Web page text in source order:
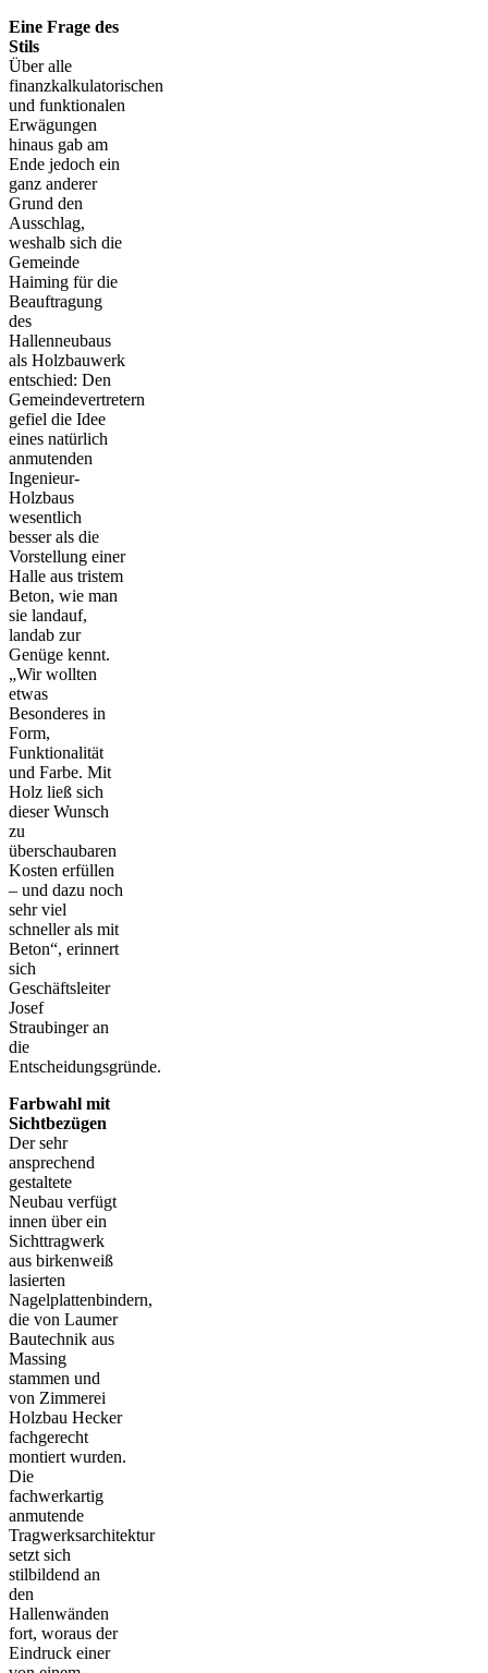
Eine Frage des
Stils
Über alle
finanzkalkulatorischen
und funktionalen
Erwägungen
hinaus gab am
Ende jedoch ein
ganz anderer
Grund den
Ausschlag,
weshalb sich die
Gemeinde
Haiming für die
Beauftragung
des
Hallenneubaus
als Holzbauwerk
entschied: Den
Gemeindevertretern
gefiel die Idee
eines natürlich
anmutenden
Ingenieur-
Holzbaus
wesentlich
besser als die
Vorstellung einer
Halle aus tristem
Beton, wie man
sie landauf,
landab zur
Genüge kennt.
„Wir wollten
etwas
Besonderes in
Form,
Funktionalität
und Farbe. Mit
Holz ließ sich
dieser Wunsch
zu
überschaubaren
Kosten erfüllen
– und dazu noch
sehr viel
schneller als mit
Beton“, erinnert
sich
Geschäftsleiter
Josef
Straubinger an
die
Entscheidungsgründe.
Farbwahl mit
Sichtbezügen
Der sehr
ansprechend
gestaltete
Neubau verfügt
innen über ein
Sichttragwerk
aus birkenweiß
lasierten
Nagelplattenbindern,
die von Laumer
Bautechnik aus
Massing
stammen und
von Zimmerei
Holzbau Hecker
fachgerecht
montiert wurden.
Die
fachwerkartig
anmutende
Tragwerksarchitektur
setzt sich
stilbildend an
den
Hallenwänden
fort, woraus der
Eindruck einer